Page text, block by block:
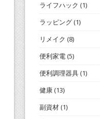
ライフハック (1)
ラッピング(1)
リメイク (8)
便利家電(5)
便利調理器具(1)
健康(13)
副資材(1)